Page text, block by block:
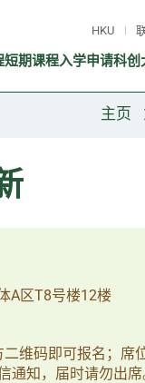
HKU
短期课程入学申请科创
主页
A区T8号楼12楼
维码即可报名；席
通知，届时请勿出席